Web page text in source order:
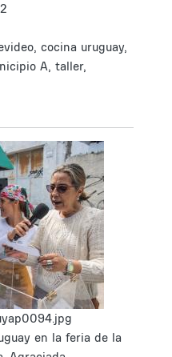
cocina uruguay,
A, taller,
en la feria de la